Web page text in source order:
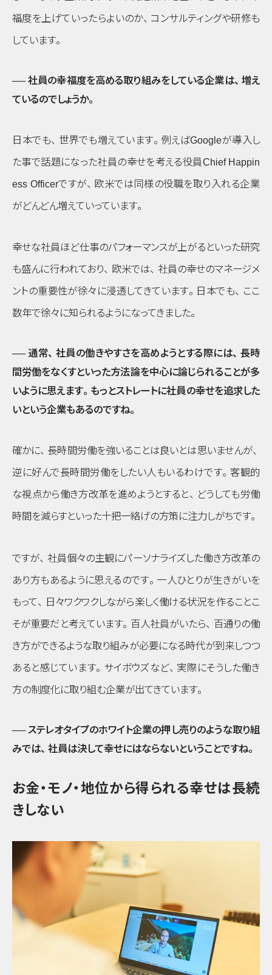
福度を上げていったらよいのか、 コンサルティングや研修も
しています。
── 社員の幸福度を高める取り組みをしている企業は、 増え
ているのでしょうか。
日本でも、 世界でも増えています。 例えばGoogleが導入し
た事で話題になった社員の幸せを考える役員Chief Happin
ess Officerですが、
欧米では同様の役職を取り入れる企業
がどんどん増えていっています。
幸せな社員ほど仕事のパフォーマンスが上がるといった研究
も盛んに行われており、 欧米では、 社員の幸せのマネージメ
ントの重要性が徐々に浸透してきています。 日本でも、
ここ
数年で徐々に知られるようになってきました。
── 通常、 社員の働きやすさを高めようとする際には、 長時
間労働をなくすといった方法論を中心に論じられることが多
いように思えます。 もっとストレートに社員の幸せを追求した
いという企業もあるのですね。
確かに、 長時間労働を強いることは良いとは思いませんが、
逆に好んで長時間労働をしたい人もいるわけです。 客観的
な視点から働き方改革を進めようとすると、
どうしても労働
時間を減らすといった十把一絡げの方策に注力しがちです。
ですが、 社員個々の主観にパーソナライズした働き方改革の
あり方もあるように思えるのです。 一人ひとりが生きがいを
もって、
日々ワクワクしながら楽しく働ける状況を作ることこ
そが重要だと考えています。 百人社員がいたら、 百通りの働
き方ができるような取り組みが必要になる時代が到来しつつ
あると感じています。 サイボウズなど、 実際にそうした働き
方の制度化に取り組む企業が出てきています。
── ステレオタイプのホワイト企業の押し売りのような取り組
みでは、 社員は決して幸せにはならないということですね。
お金・モノ・地位から得られる幸せは長続
きしない